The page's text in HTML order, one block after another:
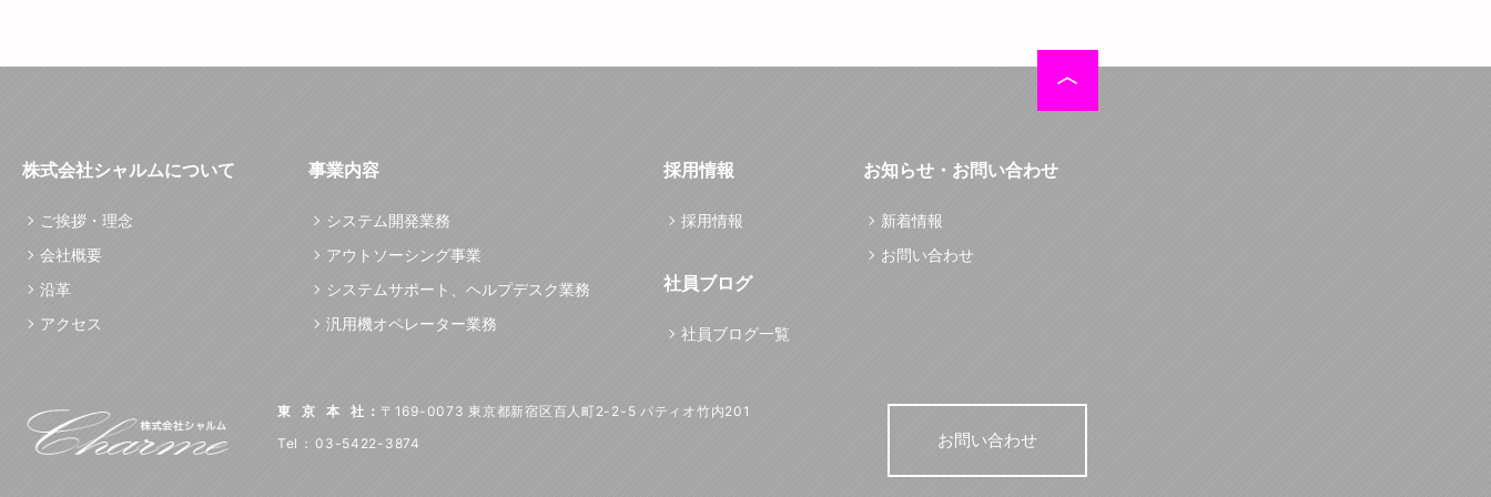
株式会社シャルムについて
ご挨拶・理念
会社概要
沿革
アクセス
事業内容
システム開発業務
アウトソーシング事業
システムサポート、ヘルプデスク業務
汎用機オペレーター業務
採用情報
採用情報
社員ブログ
社員ブログ一覧
お知らせ・お問い合わせ
新着情報
お問い合わせ
東京本社 ： 〒169-0073 東京都新宿区百人町2-2-5 パティオ竹内201
Tel ： 03-5422-3874 お問い合わせ